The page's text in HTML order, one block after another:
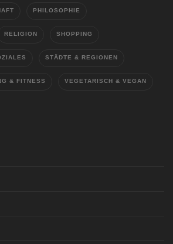
PHILOSOPHIE
RELIGION SHOPPING
STÄDTE & REGIONEN
& FITNESS VEGETARISCH & VEGAN